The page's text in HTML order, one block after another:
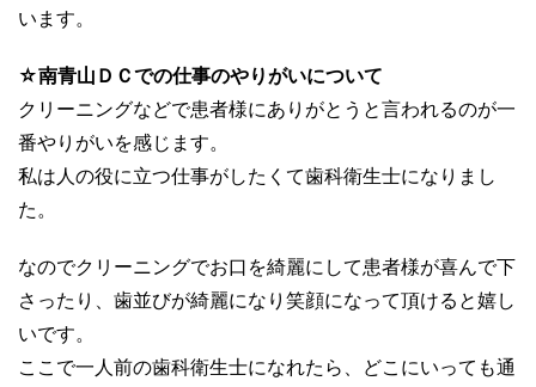
います。
☆南青山ＤＣでの仕事のやりがいについて
クリーニングなどで患者様にありがとうと言われるのが一
番やりがいを感じます。
私は人の役に立つ仕事がしたくて歯科衛生士になりまし
た。
なのでクリーニングでお口を綺麗にして患者様が喜んで下
さったり、歯並びが綺麗になり笑顔になって頂けると嬉し
いです。
ここで一人前の歯科衛生士になれたら、どこにいっても通